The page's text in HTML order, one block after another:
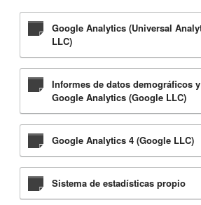
Google Analytics (Universal
LLC)
Informes de datos demográficos
Google Analytics (Google LLC)
Google Analytics 4 (Google LLC)
Sistema de estadísticas propio